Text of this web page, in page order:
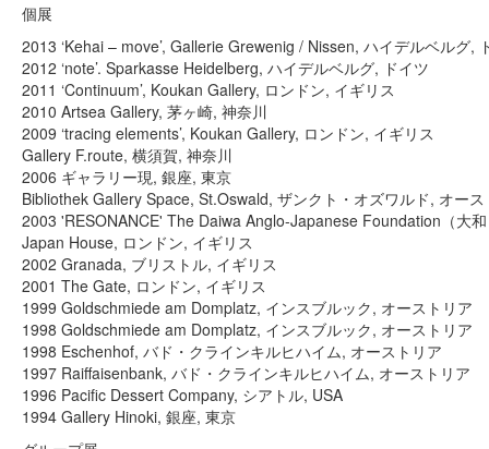
個展
2013 ‘Kehai – move’, Gallerie Grewenig / Nissen, ハイデルベルグ,
2012 ‘note’. Sparkasse Heidelberg, ハイデルベルグ, ドイツ
2011 ‘Continuum’, Koukan Gallery, ロンドン, イギリス
2010 Artsea Gallery, 茅ヶ崎, 神奈川
2009 ‘tracing elements’, Koukan Gallery, ロンドン, イギリス
Gallery F.route, 横須賀, 神奈川
2006 ギャラリー現, 銀座, 東京
Bibliothek Gallery Space, St.Oswald, ザンクト・オズワルド, オース
2003 'RESONANCE' The Daiwa Anglo-Japanese Foundation（大
Japan House, ロンドン, イギリス
2002 Granada, ブリストル, イギリス
2001 The Gate, ロンドン, イギリス
1999 Goldschmiede am Domplatz, インスブルック, オーストリア
1998 Goldschmiede am Domplatz, インスブルック, オーストリア
1998 Eschenhof, バド・クラインキルヒハイム, オーストリア
1997 Raiffaisenbank, バド・クラインキルヒハイム, オーストリア
1996 Pacific Dessert Company, シアトル, USA
1994 Gallery Hinoki, 銀座, 東京